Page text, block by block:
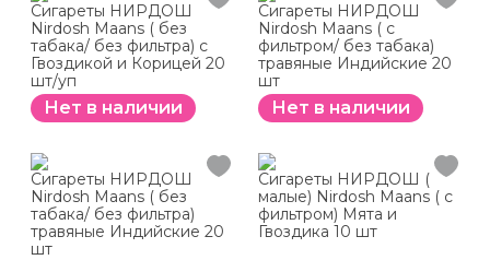
Сигареты НИРДОШ
Nirdosh Maans ( без
табака/ без фильтра) с
Гвоздикой и Корицей 20
шт/уп
Нет в наличии
Сигареты НИРДОШ
Nirdosh Maans ( с
фильтром/ без табака)
травяные Индийские 20
шт
Нет в наличии
Сигареты НИРДОШ
Nirdosh Maans ( без
табака/ без фильтра)
травяные Индийские 20
шт
Сигареты НИРДОШ (
малые) Nirdosh Maans ( с
фильтром) Мята и
Гвоздика 10 шт